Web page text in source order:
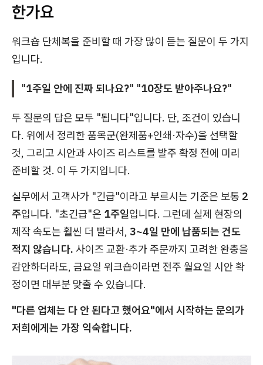
한가요
워크숍 단체복을 준비할 때 가장 많이 듣는 질문이 두 가지
입니다.
"1주일 안에 진짜 되나요?" "10장도 받아주나요?"
두 질문의 답은 모두 "됩니다"입니다. 단, 조건이 있습니
다. 위에서 정리한 품목군(완제품+인쇄·자수)을 선택할
것, 그리고 시안과 사이즈 리스트를 발주 확정 전에 미리
준비할 것. 이 두 가지입니다.
실무에서 고객사가 "긴급"이라고 부르시는 기준은 보통 2
주입니다. "초긴급"은 1주일입니다. 그런데 실제 현장의
제작 속도는 훨씬 더 빨라서, 3~4일 만에 납품되는 건도
적지 않습니다. 사이즈 교환·추가 주문까지 고려한 완충을
감안하더라도, 금요일 워크숍이라면 전주 월요일 시안 확
정이면 대부분 맞출 수 있습니다.
"다른 업체는 다 안 된다고 했어요"에서 시작하는 문의가
저희에게는 가장 익숙합니다.